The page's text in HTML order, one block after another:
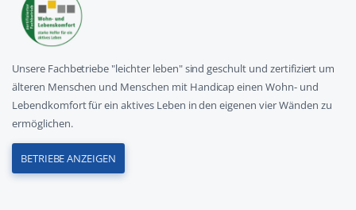
Unsere Fachbetriebe "leichter leben" sind geschult und zertifiziert um
älteren Menschen und Menschen mit Handicap einen Wohn- und
Lebendkomfort für ein aktives Leben in den eigenen vier Wänden zu
ermöglichen.
BETRIEBE ANZEIGEN